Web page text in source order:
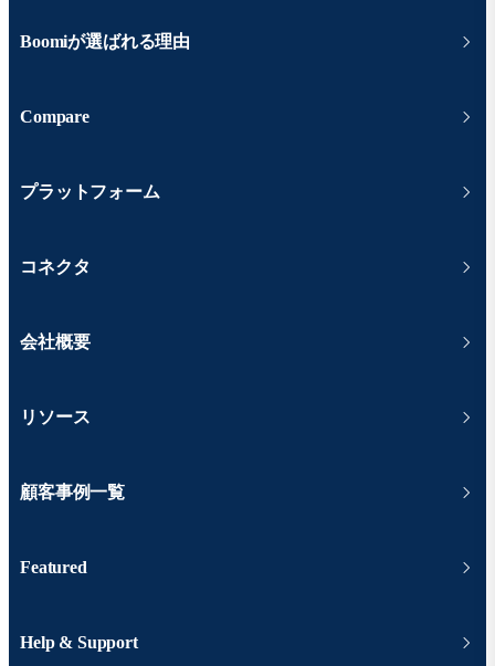
Boomiが選ばれる理由
Compare
プラットフォーム
コネクタ
会社概要
リソース
顧客事例一覧
Featured
Help & Support